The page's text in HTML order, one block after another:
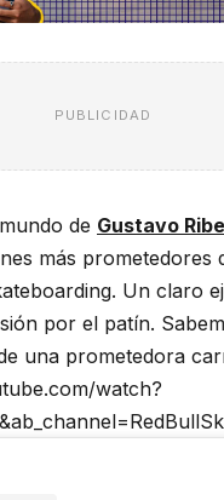
PUBLICIDAD
de Gustavo
más prometedores
Un claro
por el patín.
una prometedora
watch?